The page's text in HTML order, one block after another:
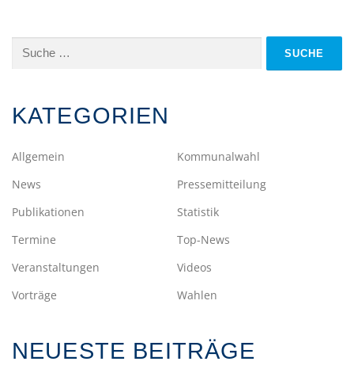
Suche
KATEGORIEN
Allgemein
Kommunalwahl
News
Pressemitteilung
Publikationen
Statistik
Termine
Top-News
Veranstaltungen
Videos
Vorträge
Wahlen
NEUESTE BEITRÄGE